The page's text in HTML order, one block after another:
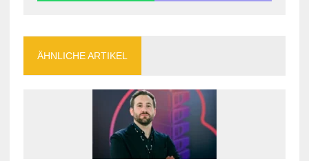
ÄHNLICHE ARTIKEL